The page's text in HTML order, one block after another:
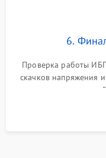
6.
Проверка работы
скачков напряжения
времени